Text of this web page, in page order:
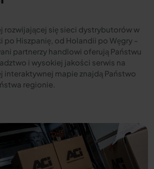
rozwijającej się sieci dystrybutorów w
po Hiszpanię, od Holandii po Węgry -
partnerzy handlowi oferują Państwu
i wysokiej jakości serwis na
interaktywnej mapie znajdą Państwo
regionie.